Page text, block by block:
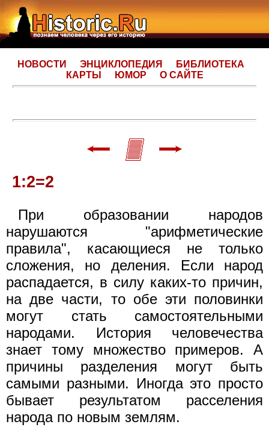
НОВОСТИ ЭНЦИКЛОПЕДИЯ
БИБЛИОТЕКА
КАРТЫ
ЮМОР О САЙТЕ
1:2=2
При образовании народов
нарушаются "арифметические
правила", касающиеся не только
сложения, но деления. Если народ
распадается, в силу каких-то причин,
на две части, то обе эти половинки
могут стать самостоятельными
народами. История человечества
знает тому множество примеров. А
причины разделения могут быть
самыми разными. Иногда это просто
бывает результатом расселения
народа по новым землям.